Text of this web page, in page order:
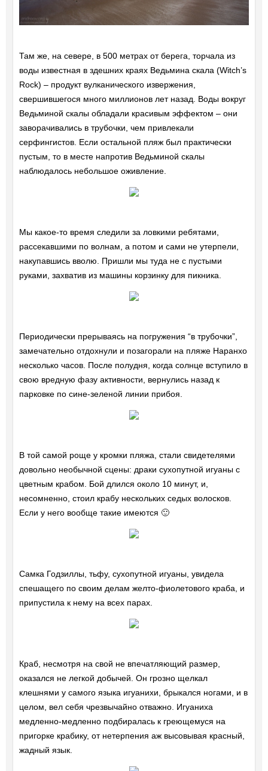
Там же, на севере, в 500 метрах от берега, торчала из
воды известная в здешних краях Ведьмина скала (Witch’s
Rock) – продукт вулканического извержения,
свершившегося много миллионов лет назад. Воды вокруг
Ведьминой скалы обладали красивым эффектом – они
заворачивались в трубочки, чем привлекали
серфингистов. Если остальной пляж был практически
пустым, то в месте напротив Ведьминой скалы
наблюдалось небольшое оживление.
Мы какое-то время следили за ловкими ребятами,
рассекавшими по волнам, а потом и сами не утерпели,
накупавшись вволю. Пришли мы туда не с пустыми
руками, захватив из машины корзинку для пикника.
Периодически прерываясь на погружения “в трубочки”,
замечательно отдохнули и позагорали на пляже Наранхо
несколько часов. После полудня, когда солнце вступило в
свою вредную фазу активности, вернулись назад к
парковке по сине-зеленой линии прибоя.
В той самой роще у кромки пляжа, стали свидетелями
довольно необычной сцены: драки сухопутной игуаны с
цветным крабом. Бой длился около 10 минут, и,
несомненно, стоил крабу нескольких седых волосков.
Если у него вообще такие имеются 🙂
Самка Годзиллы, тьфу, сухопутной игуаны, увидела
спешащего по своим делам желто-фиолетового краба, и
припустила к нему на всех парах.
Краб, несмотря на свой не впечатляющий размер,
оказался не легкой добычей. Он грозно щелкал
клешнями у самого языка игуанихи, брыкался ногами, и в
целом, вел себя чрезвычайно отважно. Игуаниха
медленно-медленно подбиралась к греющемуся на
пригорке крабику, от нетерпения аж высовывая красный,
жадный язык.